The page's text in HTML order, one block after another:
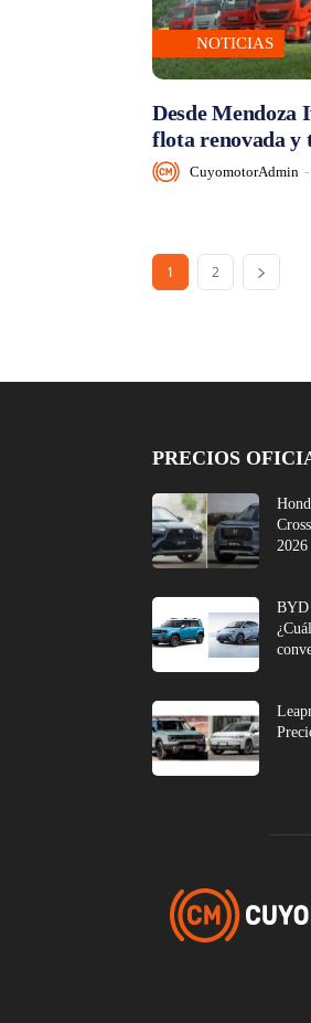
NOTICIAS
Desde Mendoza
flota renovada y
CuyomotorAdmin -
1 2
PRECIOS
2026
BYD